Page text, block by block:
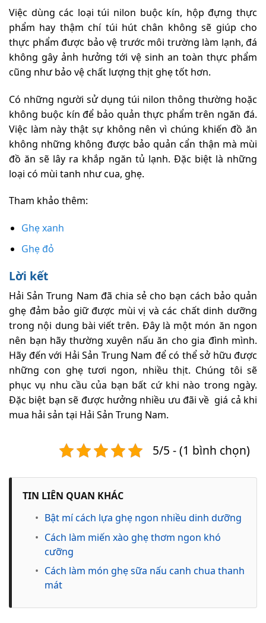
Việc dùng các loại túi nilon buộc kín, hộp đựng thực
phẩm hay thậm chí túi hút chân không sẽ giúp cho
thực phẩm được bảo vệ trước môi trường làm lạnh, đá
không gây ảnh hưởng tới vệ sinh an toàn thực phẩm
cũng như bảo vệ chất lượng thịt ghẹ tốt hơn.
Có những người sử dụng túi nilon thông thường hoặc
không buộc kín để bảo quản thực phẩm trên ngăn đá.
Việc làm này thật sự không nên vì chúng khiến đồ ăn
không những không được bảo quản cẩn thận mà mùi
đồ ăn sẽ lây ra khắp ngăn tủ lạnh. Đặc biệt là những
loại có mùi tanh như cua, ghẹ.
Tham khảo thêm:
Ghẹ xanh
Ghẹ đỏ
Lời kết
Hải Sản Trung Nam đã chia sẻ cho bạn cách bảo quản
ghẹ đảm bảo giữ được mùi vị và các chất dinh dưỡng
trong nội dung bài viết trên. Đây là một món ăn ngon
nên bạn hãy thường xuyên nấu ăn cho gia đình mình.
Hãy đến với Hải Sản Trung Nam để có thể sở hữu được
những con ghẹ tươi ngon, nhiều thịt. Chúng tôi sẽ
phục vụ nhu cầu của bạn bất cứ khi nào trong ngày.
Đặc biệt bạn sẽ được hưởng nhiều ưu đãi về giá cả khi
mua hải sản tại Hải Sản Trung Nam.
5/5 - (1 bình chọn)
TIN LIÊN QUAN KHÁC
• Bật mí cách lựa ghẹ ngon nhiều dinh dưỡng
• Cách làm miến xào ghẹ thơm ngon khó
cưỡng
• Cách làm món ghẹ sữa nấu canh chua thanh
mát